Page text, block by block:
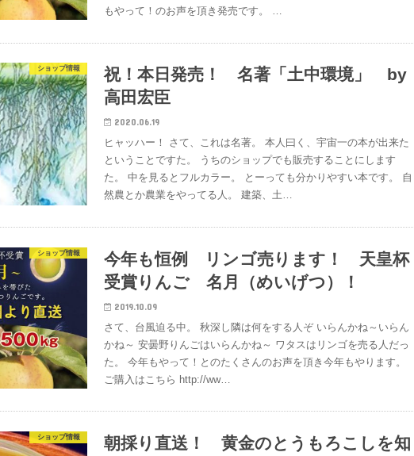
もやって！のお声を頂き発売です。 …
ショップ情報
祝！本日発売！ 名著「土中環境」 by
高田宏臣
2020.06.19
ヒャッハー！ さて、これは名著。 本人曰く、宇宙一の本が出来た
ということですた。 うちのショップでも販売することにします
た。 中を見るとフルカラー。 とーっても分かりやすい本です。 自
然農とか農業をやってる人。 建築、土…
ショップ情報
今年も恒例 リンゴ売ります！ 天皇杯
受賞りんご 名月（めいげつ）！
2019.10.09
さて、台風迫る中。 秋深し隣は何をする人ぞ いらんかね～いらん
かね～ 安曇野りんごはいらんかね～ ワタスはリンゴを売る人だっ
た。 今年もやって！とのたくさんのお声を頂き今年もやります。
ご購入はこちら http://ww…
ショップ情報
朝採り直送！ 黄金のとうもろこしを知